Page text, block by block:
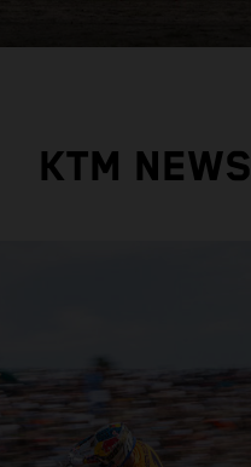
KTM NEWS